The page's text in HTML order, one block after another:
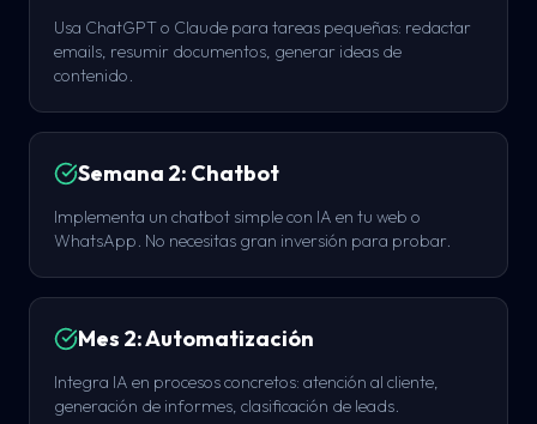
Usa ChatGPT o Claude para tareas pequeñas: redactar
emails, resumir documentos, generar ideas de
contenido.
Semana 2: Chatbot
Implementa un chatbot simple con IA en tu web o
WhatsApp. No necesitas gran inversión para probar.
Mes 2: Automatización
Integra IA en procesos concretos: atención al cliente,
generación de informes, clasificación de leads.